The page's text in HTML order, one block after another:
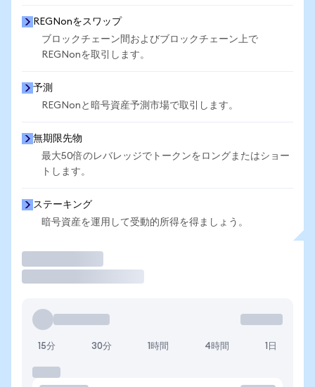
REGNonをスワップ
ブロックチェーン間およびブロックチェーン上で
REGNonを取引します。
予測
REGNonと暗号資産予測市場で取引します。
無期限先物
最大50倍のレバレッジでトークンをロングまたはショー
トします。
ステーキング
暗号資産を運用して受動的所得を得ましょう。
15分 30分 1時間 4時間 1日